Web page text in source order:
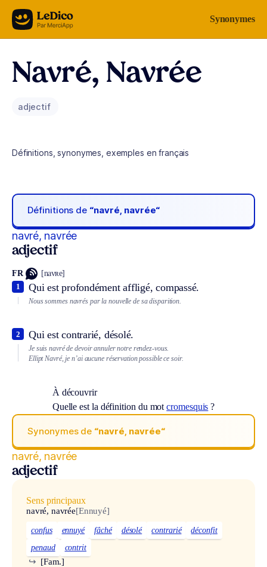
Aller au contenu Synonymes
Navré, Navrée
adjectif
Définitions, synonymes, exemples en français
Définitions de “navré, navrée“
navré, navrée
adjectif
FR [navʀe]
Qui est profondément affligé, compassé.
1
Nous sommes navrés par la nouvelle de sa disparition.
Qui est contrarié, désolé.
2
Je suis navré de devoir annuler notre rendez-vous.
Ellipt Navré, je n’ai aucune réservation possible ce soir.
À découvrir
Quelle est la définition du motcromesquis ?
Synonymes de “navré, navrée“
navré, navrée
adjectif
Sens principaux
navré, navrée[Ennuyé]
confus ennuyé fâché désolé contrarié
déconfit
penaud
contrit
[Fam.]
↪